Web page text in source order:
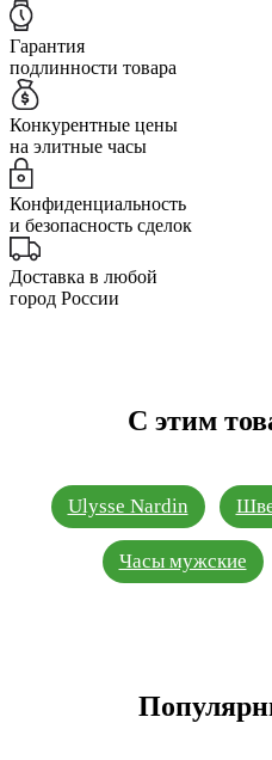
Гарантия
подлинности товара
Конкурентные цены
на элитные часы
Конфиденциальность
и безопасность сделок
Доставка в любой
город России
С этим
Ulysse Nardin
Часы мужские